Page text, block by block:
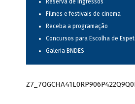
Reserva de ingressos
Filmes e festivais de cinema
Receba a programação
Concursos para Escolha de
Galeria BNDES